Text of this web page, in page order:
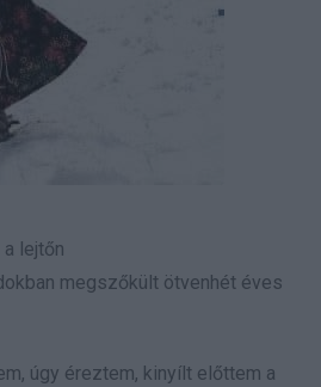
lejtőn
megszőkült ötvenhét éves
úgy éreztem, kinyílt előttem a